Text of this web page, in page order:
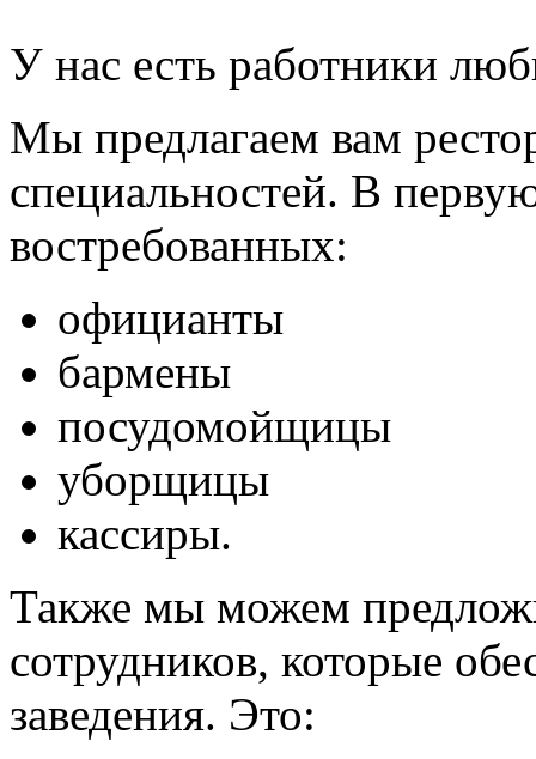
У нас есть работники
Мы предлагаем вам
специальностей. В
востребованных:
официанты
бармены
посудомойщицы
уборщицы
кассиры.
Также мы можем
сотрудников, которые
заведения. Это: